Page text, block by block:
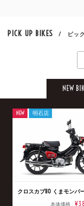
PICK UP BIKES / ピック
NEW
クロスカブ110 くまモンバ
本体価格
NEW 明石店